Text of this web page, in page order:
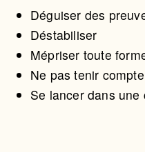
Déguiser des
Déstabiliser
Mépriser toute
Ne pas tenir
Se lancer dans